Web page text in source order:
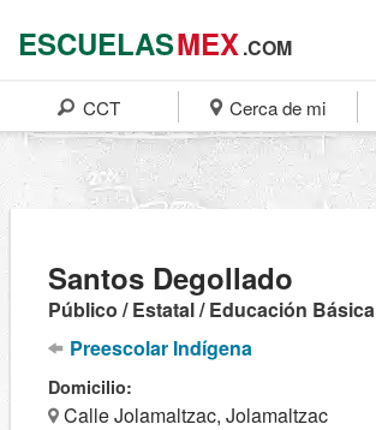
ESCUELASMEX.COM
CCT Cerca de mi
Santos Degollado
Público / Estatal / Educación Básica
Preescolar Indígena
Domicilio:
Calle Jolamaltzac, Jolamaltzac